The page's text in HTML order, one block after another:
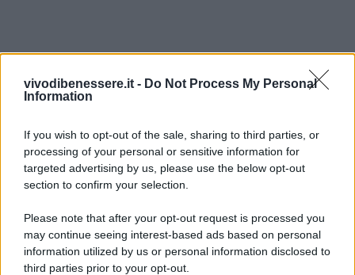
vivodibenessere.it - Do Not Process My Personal
Information
If you wish to opt-out of the sale, sharing to third parties, or
processing of your personal or sensitive information for
targeted advertising by us, please use the below opt-out
section to confirm your selection.
Please note that after your opt-out request is processed you
may continue seeing interest-based ads based on personal
information utilized by us or personal information disclosed to
third parties prior to your opt-out.